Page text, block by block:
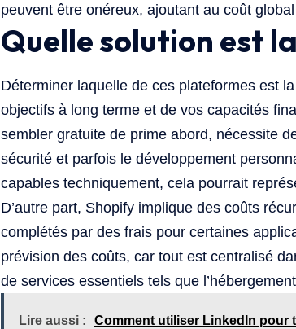
peuvent être onéreux, ajoutant au coût
Quelle solution est
Déterminer laquelle de ces plateformes est
objectifs à long terme et de vos capacités
sembler gratuite de prime abord, nécessite
sécurité et parfois le développement
capables techniquement, cela pourrait
D’autre part, Shopify implique des coûts
complétés par des frais pour certaines
prévision des coûts, car tout est centralisé
de services essentiels tels que
Lire aussi : Comment utiliser LinkedIn pour